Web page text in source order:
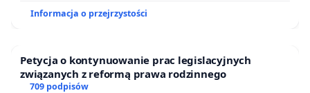
Informacja o przejrzystości
Petycja o kontynuowanie prac legislacyjnych
związanych z reformą prawa rodzinnego
709 podpisów